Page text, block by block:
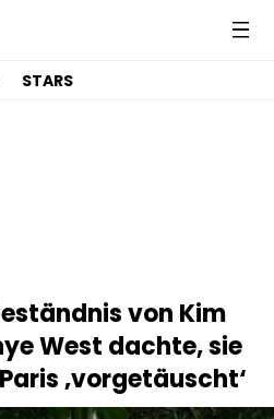
STARS
von Kim
West dachte, sie
‚vorgetäuscht‘